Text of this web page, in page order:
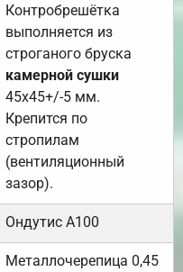
Контробрешётка
выполняется из
строганого бруска
камерной сушки
45х45+/-5 мм.
Крепится по
стропилам
(вентиляционный
зазор).
Ондутис А100
Металлочерепица 0,45